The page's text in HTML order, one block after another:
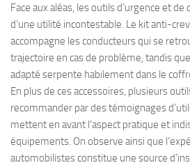
Face aux aléas, les outils d’urgence et
d’une utilité incontestable. Le kit anti-
accompagne les conducteurs qui se
trajectoire en cas de problème, tandis
adapté serpente habilement dans le
En plus de ces accessoires, plusieurs
recommander par des témoignages
mettent en avant l’aspect pratique et
équipements. On observe ainsi que
automobilistes constitue une source